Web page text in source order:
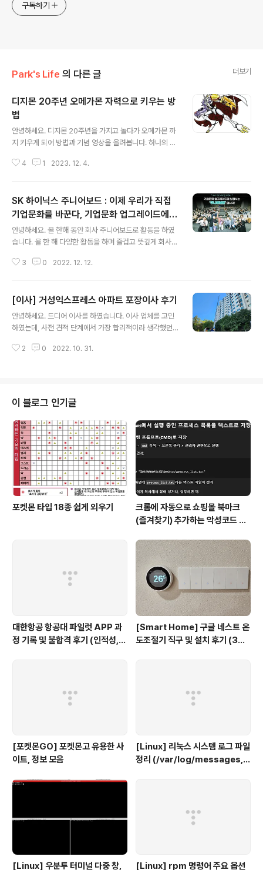
구독하기
Park's Life 의 다른 글 더보기
디지몬 20주년 오메가몬 자력으로 키우는 방
법
안녕하세요. 디지몬 20주년을 가지고 놀다가 오메가몬 까
지 키우게 되어 방법과 기념 영상을 올려봅니다. 하나의 기
각각 궁극체 까지 완성 합니다. (유년기, 유년기2, 성장기,
듭니다....ㅠㅠ) 2. 도감에 5마리 등록되면 해금되는 슬레이
어드라몬 알을 선택해서 쁘띠몬을 부화시킵니다. 3. 쁘띠
몬이 부회되면 도감에 25 마리가 등록되어 브레이크드라
몬 알이 해금됩니다. 두번째 알로 브레이크드라몬 알을 선
하나밖에 없어 적당히 배틀만 해줘도 됩니다. 5. 완전체가
4 1 2023. 12. 4.
SK 하이닉스 주니어보드 : 이제 우리가 직접
기업문화를 바꾼다, 기업문화 업그레이드에
앞장서는 '주니어보드'입니다 (펌글)
안녕하세요. 올 한해 동안 회사 주니어보드로 활동을 하였
습니다. 올 한 해 다양한 활동을 하며 즐겁고 뜻깊게 회사생
공유해 봅니다. * 원문 - https://news.skhynix.co.kr/
'주니어보드'입니다 SK하이닉스 주니어보드는 2010년부
터 꾸준히 명맥을 이어온 전사 대표 소통 채널 중 하나다.2
022년은 SK하이닉스 기업문화에 많은 변화가 있었던 한
khynix.co.kr 이제 우리가 직접 기업문화를 바꾼다, 기업
3 0 2022. 12. 12.
[이사] 거성익스프레스 아파트 포장이사 후기
안녕하세요. 드디어 이사를 하였습니다. 이사 업체를 고민
하였는데, 사전 견적 단계에서 가장 합리적이라 생각했던,
하였습니다. 사전 견적 당시 안내 사항에 대해 알려주셨었
분 쯤 짐을 다 빼내고 새 집으로 갔습니다. 4년 조금 넘게
산 집이었는데 횡한걸 보니 이렇게 넓었나 싶습니다. 이사
간 집에서는 12시 30분 부터 시작 하였구요. 식사는 중간
에 배달로 알아서 드셨고 (식사 비용 따로 안드렸습니다. 그
와중에 동네 중국집 맛집도 추천 받았습니다.) 대략 4시~4
시반 즈음 완료..
2 0 2022. 10. 31.
이 블로그 인기글
포켓몬 타입 18종 쉽게 외우기
크롬에 자동으로 쇼핑몰 북마크
(즐겨찾기) 추가하는 악성코드 삭
servicepack)
대한항공 항공대 파일럿 APP 과
정 기록 및 불합격 후기 (인적성,
[Smart Home] 구글 네스트 온
도조절기 직구 및 설치 후기 (3세
[포켓몬GO] 포켓몬고 유용한 사
이트, 정보 모음
[Linux] 리눅스 시스템 로그 파일
정리 (/var/log/messages, s
[Linux] 우분투 터미널 다중 창, [Linux] rpm 명령어 주요 옵션